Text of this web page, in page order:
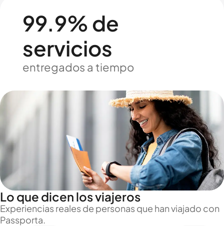
99.9% de
servicios
entregados a tiempo
Lo que dicen los viajeros
Experiencias reales de personas que han viajado con
Passporta.